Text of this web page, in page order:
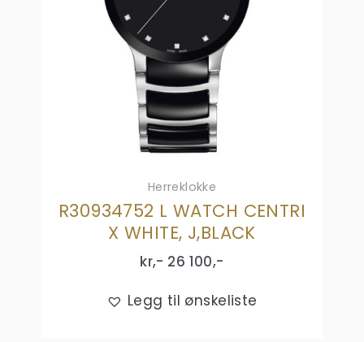
Herreklokke
R30934752 L WATCH CENTRI
X WHITE, J,BLACK
kr,- 26 100,-
Legg til ønskeliste